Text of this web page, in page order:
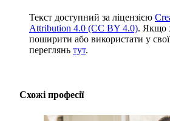
Текст доступний за ліцензією
Attribution 4.0 (CC BY 4.0). Якщо
поширити або використати у
переглянь тут.
Схожі професії